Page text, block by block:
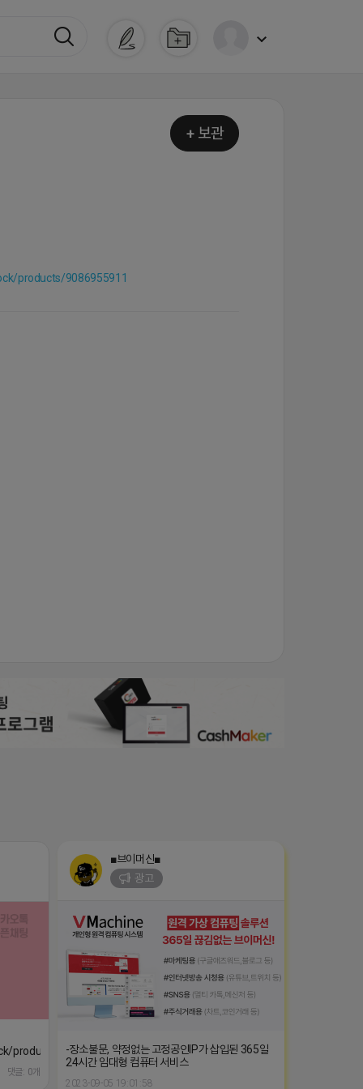
+ 보관
products/9086955911
products/9086955911
댓글: 0개
■브이머신■
광고
-장소불문, 약정없는 고정공인IP가 삽입된 365일
24시간 임대형 컴퓨터 서비스
2023-09-05 19:01:58